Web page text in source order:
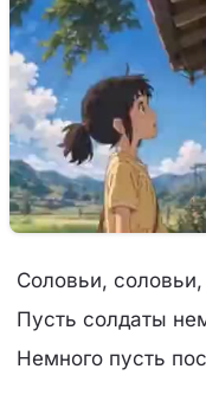
Соловьи,
Пусть солдаты
Немного пусть